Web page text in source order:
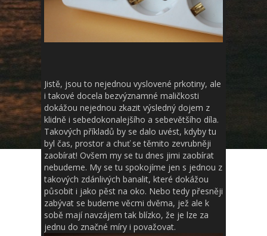
Jistě, jsou to nejednou vyslovené prkotiny, ale
i takové docela bezvýznamné maličkosti
dokážou nejednou zkazit výsledný dojem z
klidně i sebedokonalejšího a sebevětšího díla.
Takových příkladů by se dalo uvést, kdyby tu
byl čas, prostor a chuť se těmito zevrubněji
zaobírat! Ovšem my se tu dnes jimi zaobírat
nebudeme. My se tu spokojíme jen s jednou z
takových zdánlivých banalit, které dokážou
působit i jako pěst na oko. Nebo tedy přesněji
zabývat se budeme věcmi dvěma, jež ale k
sobě mají navzájem tak blízko, že je lze za
jednu do značné míry i považovat.